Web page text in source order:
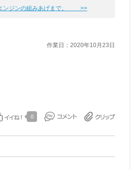
ンジンの組みあげまで。 >>
作業日：2020年10月23日
0